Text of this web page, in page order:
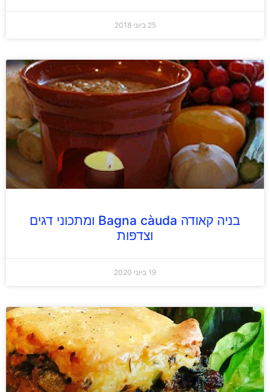
25 ביוני 2018
בניה קאודה Bagna càuda ומתכוני דגים
וצדפות
19 ביוני 2020